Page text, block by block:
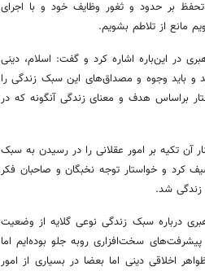
بر حدود و ثغور وظایف خود و با اجرای
مانع از تلاطم بشویم.
در این‌باره اشاره کرد و گفت: اسلام، دینی
باید وجوه و مصداق‌های این سبک زندگی را
براساس هدف و معنای زندگی آنگونه که در
آن تکیه بر امور عقلانی را در رسیدن به سبک
کرد و خواستار توجه نخبگان و صاحبان فکر
شد.
درباره سبک زندگی نوعی گلایه از وضعیت
سخت‌افزاری روبه جلو بوده‌ایم اما
اخلاقی دینی اما بعضا در بسیاری از امور